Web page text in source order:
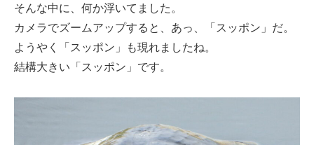
そんな中に、何か浮いてました。
カメラでズームアップすると、あっ、「スッポン」だ。
ようやく「スッポン」も現れましたね。
結構大きい「スッポン」です。